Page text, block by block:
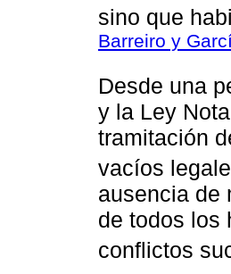
sino que
Barreiro y
Desde una
y la Ley
tramitación
vacíos
ausencia de
de todos los
conflictos